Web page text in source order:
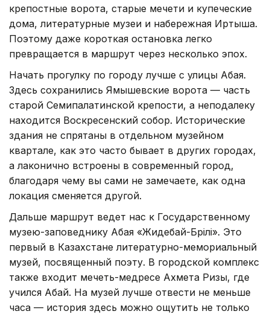
крепостные ворота, старые мечети и купеческие
дома, литературные музеи и набережная Иртыша.
Поэтому даже короткая остановка легко
превращается в маршрут через несколько эпох.
Начать прогулку по городу лучше с улицы Абая.
Здесь сохранились Ямышевские ворота — часть
старой Семипалатинской крепости, а неподалеку
находится Воскресенский собор. Исторические
здания не спрятаны в отдельном музейном
квартале, как это часто бывает в других городах,
а лаконично встроены в современный город,
благодаря чему вы сами не замечаете, как одна
локация сменяется другой.
Дальше маршрут ведет нас к Государственному
музею-заповеднику Абая «Жидебай-Бөрілі». Это
первый в Казахстане литературно-мемориальный
музей, посвященный поэту. В городской комплекс
также входит мечеть-медресе Ахмета Ризы, где
учился Абай. На музей лучше отвести не меньше
часа — история здесь можно ощутить не только